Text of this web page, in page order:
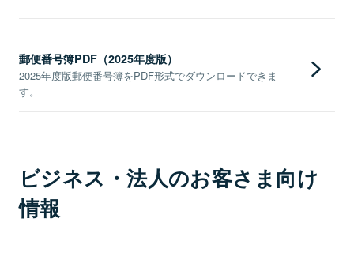
郵便番号簿PDF（2025年度版）
2025年度版郵便番号簿をPDF形式でダウンロードできま
す。
ビジネス・法人のお客さま向け
情報